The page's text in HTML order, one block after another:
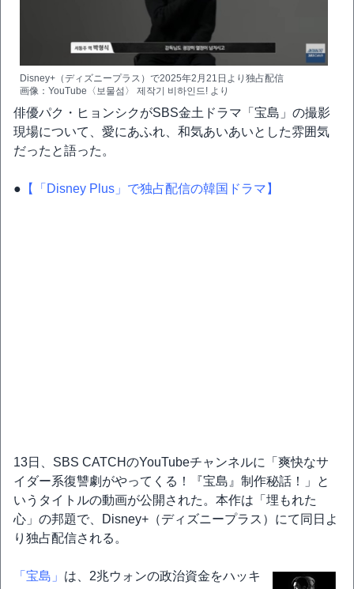
Disney+（ディズニープラス）で2025年2月21日より独占配信
画像：YouTube〈보물섬〉 제작기 비하인드! より
俳優パク・ヒョンシクがSBS金土ドラマ「宝島」の撮影
現場について、愛にあふれ、和気あいあいとした雰囲気
だったと語った。
● 【「Disney Plus」で独占配信の韓国ドラマ】
13日、SBS CATCHのYouTubeチャンネルに「爽快なサ
イダー系復讐劇がやってくる！『宝島』制作秘話！」と
いうタイトルの動画が公開された。本作は「埋もれた
心」の邦題で、Disney+（ディズニープラス）にて同日よ
り独占配信される。
「宝島」 は、2兆ウォンの政治資金をハッキ